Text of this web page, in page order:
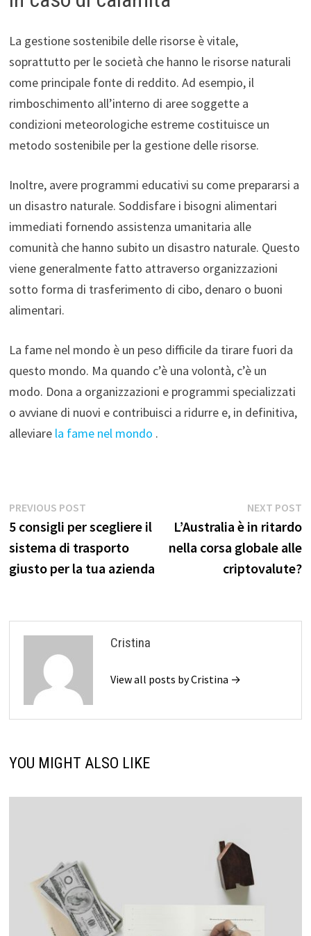
La gestione sostenibile delle risorse è vitale,
soprattutto per le società che hanno le risorse naturali
come principale fonte di reddito. Ad esempio, il
rimboschimento all’interno di aree soggette a
condizioni meteorologiche estreme costituisce un
metodo sostenibile per la gestione delle risorse.
Inoltre, avere programmi educativi su come prepararsi a
un disastro naturale. Soddisfare i bisogni alimentari
immediati fornendo assistenza umanitaria alle
comunità che hanno subito un disastro naturale. Questo
viene generalmente fatto attraverso organizzazioni
sotto forma di trasferimento di cibo, denaro o buoni
alimentari.
La fame nel mondo è un peso difficile da tirare fuori da
questo mondo. Ma quando c’è una volontà, c’è un
modo. Dona a organizzazioni e programmi specializzati
o avviane di nuovi e contribuisci a ridurre e, in definitiva,
alleviare la fame nel mondo .
Navigazione
articoli
PREVIOUS POSTPrevious
post:
5 consigli per scegliere il
sistema di trasporto
giusto per la tua azienda
NEXT POST
L’Australia è in ritardo
nella corsa globale alle
criptovalute?
Cristina
View all posts by Cristina →
YOU MIGHT ALSO LIKE